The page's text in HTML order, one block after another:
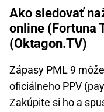
Ako sledovať
online (Fortuna
(Oktagon.TV)
Zápasy PML 9
oficiálneho PPV
Zakúpite si ho a